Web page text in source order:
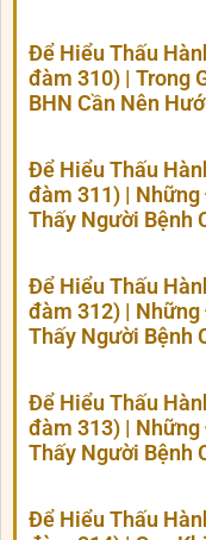
Để Hiểu Thấu
đàm 310) | Trong
BHN Cần Nên
Để Hiểu Thấu
đàm 311) | Những
Thấy Người Bệnh
Để Hiểu Thấu
đàm 312) | Những
Thấy Người Bệnh
Để Hiểu Thấu
đàm 313) | Những
Thấy Người Bệnh
Để Hiểu Thấu